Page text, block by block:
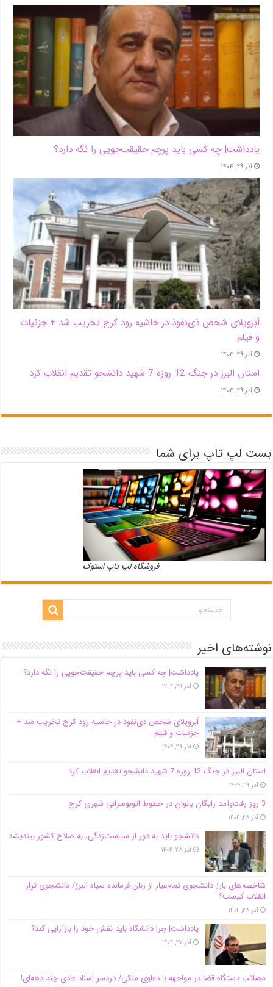
یادداشت| ‌چه کسی باید پرچم حقیقت‌جویی را نگه دارد؟
آذر ۲۹, ۱۴۰۴
اَبَر‌ویلای شخص ذی‌نفوذ در حاشیه‌ رود کرج تخریب شد + جزئیات
و فیلم
آذر ۲۹, ۱۴۰۴
استان البرز در جنگ 12 روزه 7 شهید دانشجو تقدیم انقلاب کرد
آذر ۲۹, ۱۴۰۴
بست لپ تاپ برای شما
فروشگاه لپ تاپ استوک
نوشته‌های اخیر
یادداشت| ‌چه کسی باید پرچم حقیقت‌جویی را نگه دارد؟
آذر ۲۹, ۱۴۰۴
اَبَر‌ویلای شخص ذی‌نفوذ در حاشیه‌ رود کرج تخریب شد +
جزئیات و فیلم
آذر ۲۹, ۱۴۰۴
استان البرز در جنگ 12 روزه 7 شهید دانشجو تقدیم انقلاب کرد
آذر ۲۹, ۱۴۰۴
3 روز رفت‌وآمد رایگان بانوان در خطوط اتوبوسرانی شهری کرج
آذر ۲۸, ۱۴۰۴
دانشجو باید به دور از سیاست‌زدگی، به صلاح کشور بیندیشد
آذر ۲۸, ۱۴۰۴
شاخصه‌های بارز دانشجوی تمام‌عیار از زبان فرمانده سپاه البرز/ دانشجوی تراز
انقلاب کیست؟
آذر ۲۸, ۱۴۰۴
یادداشت| چرا دانشگاه باید نقش خود را بازآرایی کند؟
آذر ۲۷, ۱۴۰۴
مصائب دستگاه قضا در مواجهه با دعاوی ملکی/ دردسر اسناد عادی چند‌ دهه‌ای!